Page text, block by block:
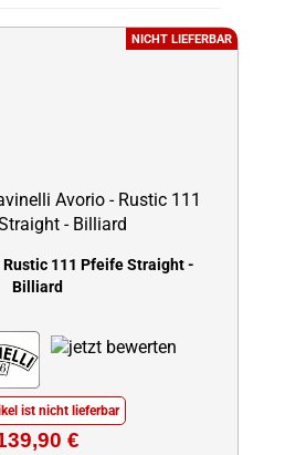
NICHT LIEFERBAR
111 Pfeife Straight -
Billiard
ist nicht lieferbar
€